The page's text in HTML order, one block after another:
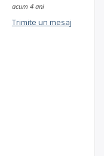
acum 4 ani
Trimite un mesaj